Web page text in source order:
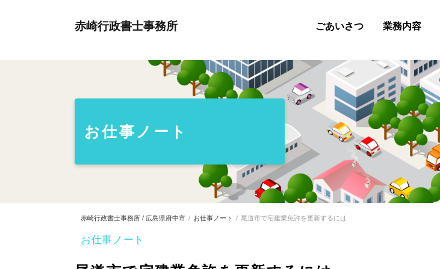
赤崎行政書士事務所 ごあいさつ 業務内容
お仕事ノート
赤崎行政書士事務所 / 広島県府中市 お仕事ノート 尾道市で宅建業免許を更新するには
お仕事ノート